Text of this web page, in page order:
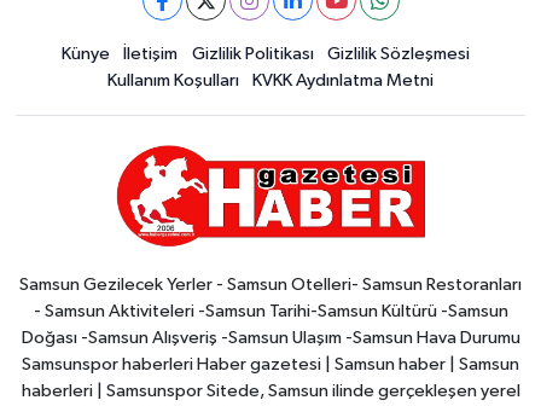
Künye İletişim Gizlilik Politikası
Gizlilik Sözleşmesi
Kullanım Koşulları
KVKK Aydınlatma Metni
Samsun Gezilecek Yerler - Samsun Otelleri- Samsun Restoranları
- Samsun Aktiviteleri -Samsun Tarihi-Samsun Kültürü -Samsun
Doğası -Samsun Alışveriş -Samsun Ulaşım -Samsun Hava Durumu
Samsunspor haberleri Haber gazetesi | Samsun haber | Samsun
haberleri | Samsunspor Sitede, Samsun ilinde gerçekleşen yerel